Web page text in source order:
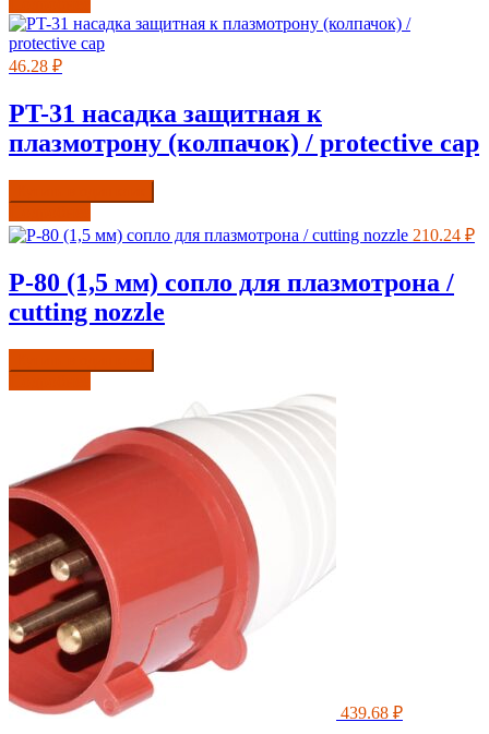
46.28 ₽
PT-31 насадка защитная к
плазмотрону (колпачок) / protective cap
210.24 ₽
P-80 (1,5 мм) сопло для плазмотрона /
cutting nozzle
439.68 ₽